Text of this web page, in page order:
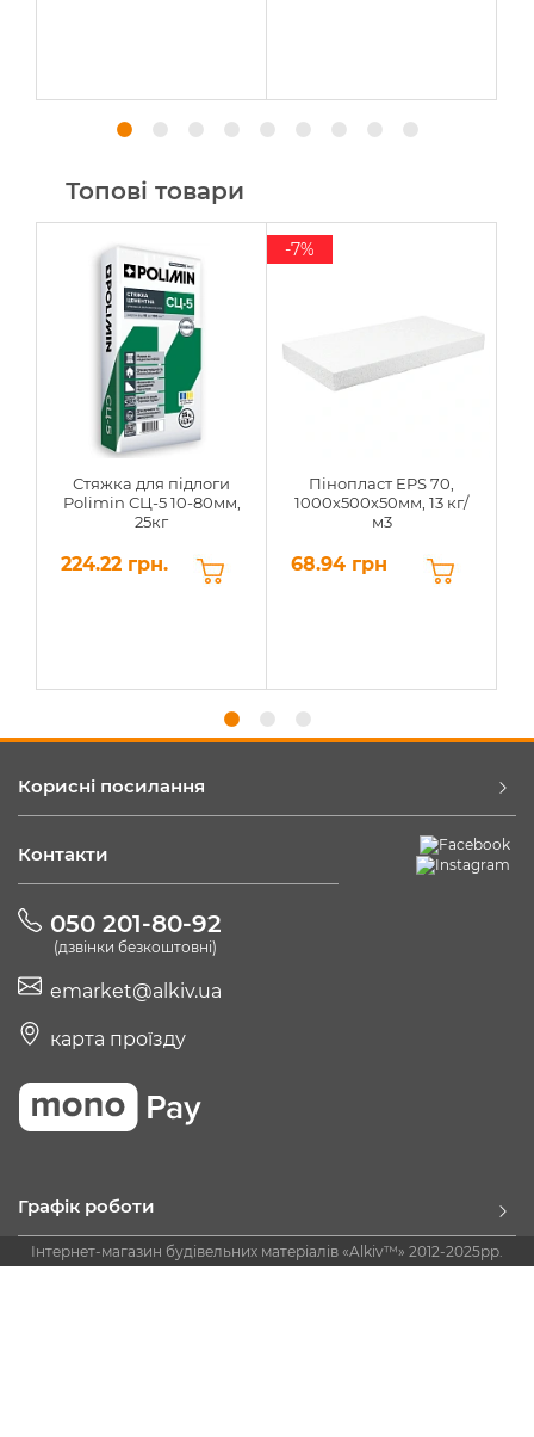
Топові товари
Стяжка для підлоги
Polimin СЦ-5 10-80мм,
25кг
224.22 грн.
Пінопласт EPS 70,
1000х500х50мм, 13 кг/
м3
68.94 грн
-7%
Корисні посилання
Контакти
050 201-80-92
(дзвінки безкоштовні)
emarket@alkiv.ua
карта проїзду
Графік роботи
Інтернет-магазин будівельних матеріалів «Alkiv™» 2012-2025рр.